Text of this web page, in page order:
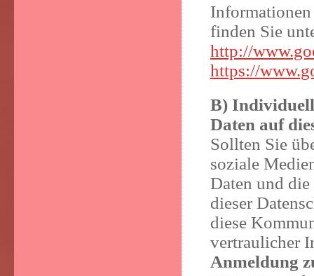
finden Sie
http://
https://
B)
Daten auf
Sollten Sie
soziale
Daten und
dieser
diese
vertraulicher
Anmeldung